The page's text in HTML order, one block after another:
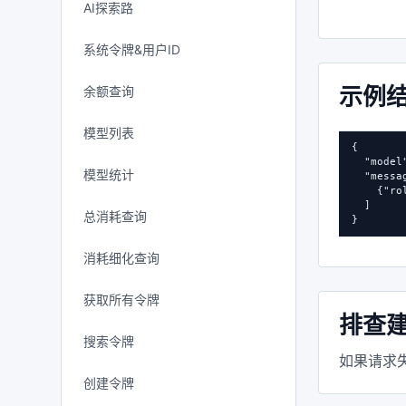
AI探索路
系统令牌&用户ID
余额查询
模型列表
模型统计
总消耗查询
消耗细化查询
获取所有令牌
搜索令牌
创建令牌
示例
{
  ]
}
排查
如果请求